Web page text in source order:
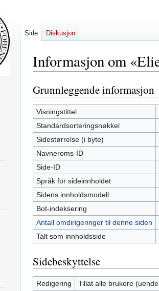
Informasjon om
Hopp
til
navigering
Hopp
til
søk
Grunnleggende informasjon
Visningstittel
Standardsorteringsnøkkel
Sidestørrelse (i byte)
Navneroms-ID
Side-ID
Språk for sideinnholdet
Sidens innholdsmodell
Bot-indeksering
Antall omdirigeringer til denne siden
Talt som innholdsside
Sidebeskyttelse
Redigering
Tillat alle brukere
Side Diskusjon